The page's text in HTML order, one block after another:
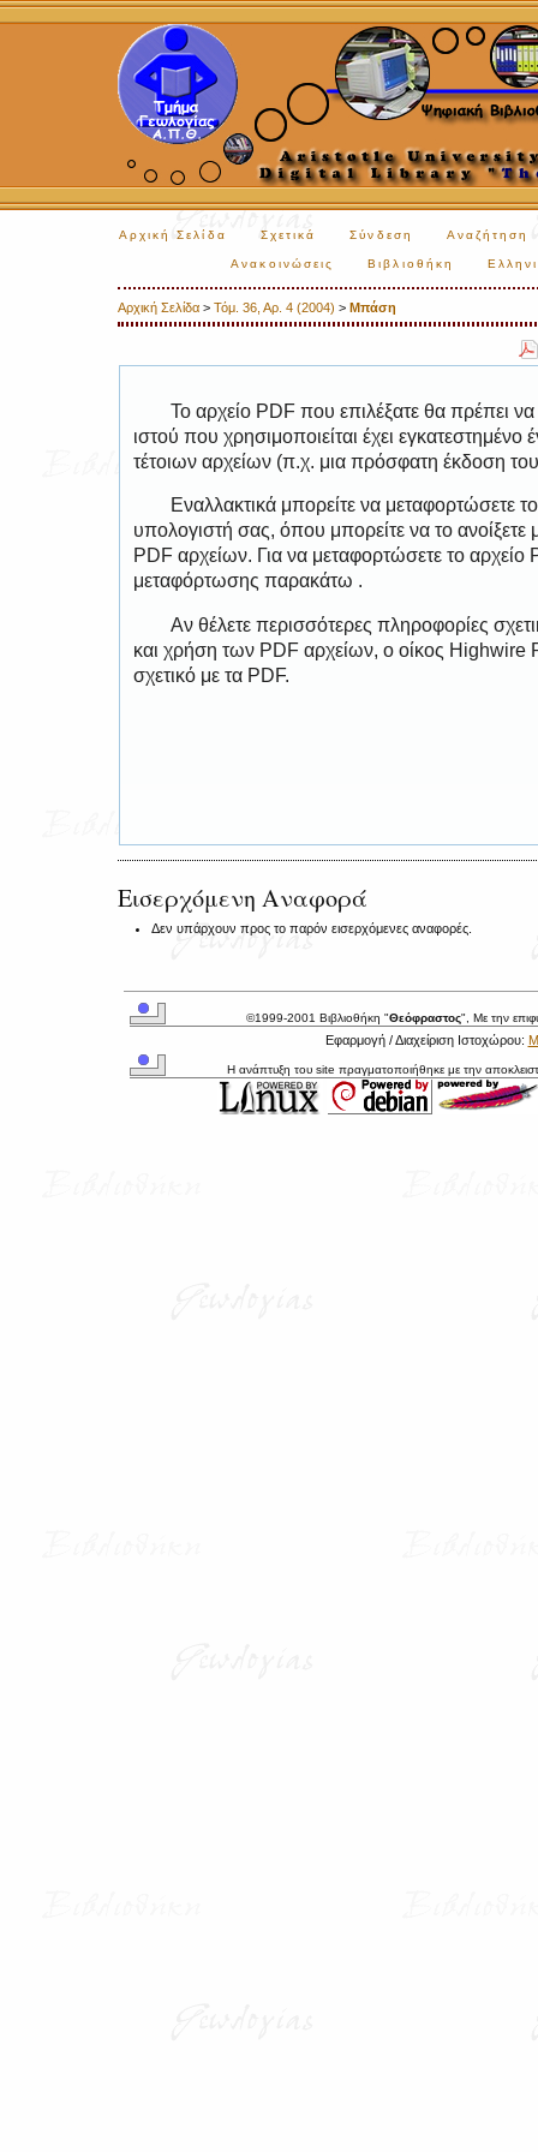
Αρχική Σελίδα Σχετικά Σύνδεση Αναζήτηση
Ανακοινώσεις Βιβλιοθήκη
Αρχική Σελίδα > Τόμ. 36, Αρ. 4 (2004) > Μπάση
Το αρχείο PDF που επιλέξατε θα πρέπει
ιστού που χρησιμοποιείται έχει
τέτοιων αρχείων (π.χ. μια πρόσφατη έκδοση
Εναλλακτικά μπορείτε να μεταφορτώσετε
υπολογιστή σας, όπου μπορείτε να το
PDF αρχείων. Για να μεταφορτώσετε το
μεταφόρτωσης παρακάτω .
Αν θέλετε περισσότερες πληροφορίες
και χρήση των PDF αρχείων, ο οίκος Highwire
σχετικό με τα PDF.
Εισερχόμενη Αναφορά
Δεν υπάρχουν προς το παρόν εισερχόμενες αναφορές.
©1999-2001 Βιβλιοθήκη "Θεόφραστος", Με την
Εφαρμογή / Διαχείριση Ιστοχώρου:
Η ανάπτυξη του site πραγματοποιήθηκε με την